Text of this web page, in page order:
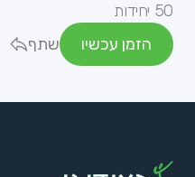
50 יחידות
הזמן עכשיו
שתף